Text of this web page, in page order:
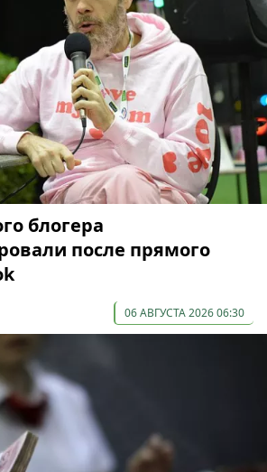
блогера
после прямого
06 АВГУСТА 2026 06:30